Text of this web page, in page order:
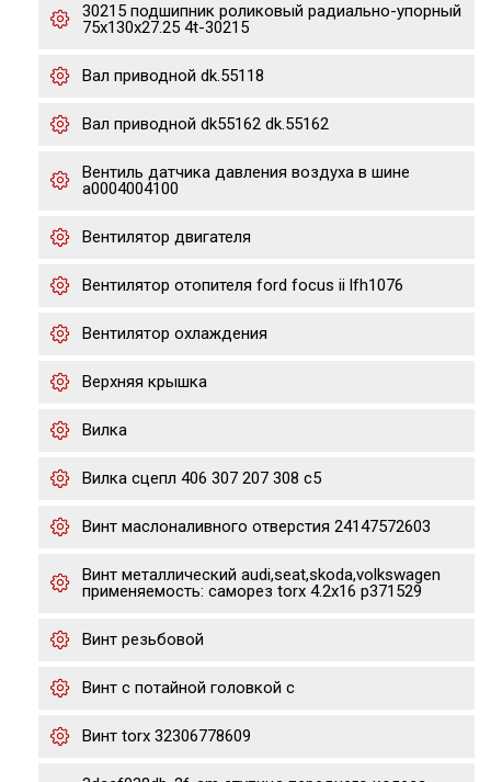
30215 подшипник роликовый радиально-упорный
75x130x27.25 4t-30215
Вал приводной dk.55118
Вал приводной dk55162 dk.55162
Вентиль датчика давления воздуха в шине
a0004004100
Вентилятор двигателя
Вентилятор отопителя ford focus ii lfh1076
Вентилятор охлаждения
Верхняя крышка
Вилка
Вилка сцепл 406 307 207 308 c5
Винт маслоналивного отверстия 24147572603
Винт металлический audi,seat,skoda,volkswagen
применяемость: саморез torx 4.2х16 p371529
Винт резьбовой
Винт с потайной головкой с
Винт torx 32306778609